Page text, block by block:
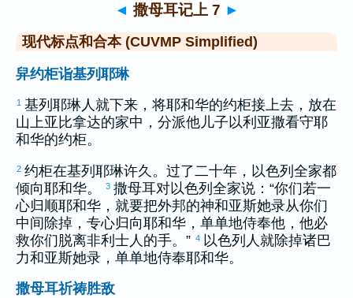
◄ 撒母耳记上 7 ►
现代标点和合本 (CUVMP Simplified)
舁约柜诣基列耶琳
1 基列耶琳人就下来，将耶和华的约柜接上去，放在
山上亚比拿达的家中，分派他儿子以利亚撒看守耶
和华的约柜。
2 约柜在基列耶琳许久。过了二十年， 以色列 全家都
倾向耶和华。
3 撒母耳对以色列 全家说：“你们若一
心归顺耶和华，就要把外邦的神和亚斯她录从你们
中间除掉，专心归向耶和华，单单地侍奉他，他必
救你们脱离非利士 人的手。” 4 以色列 人就除掉诸巴
力和亚斯她录 ，单单地侍奉耶和华。
撒母耳祈祷胜敌